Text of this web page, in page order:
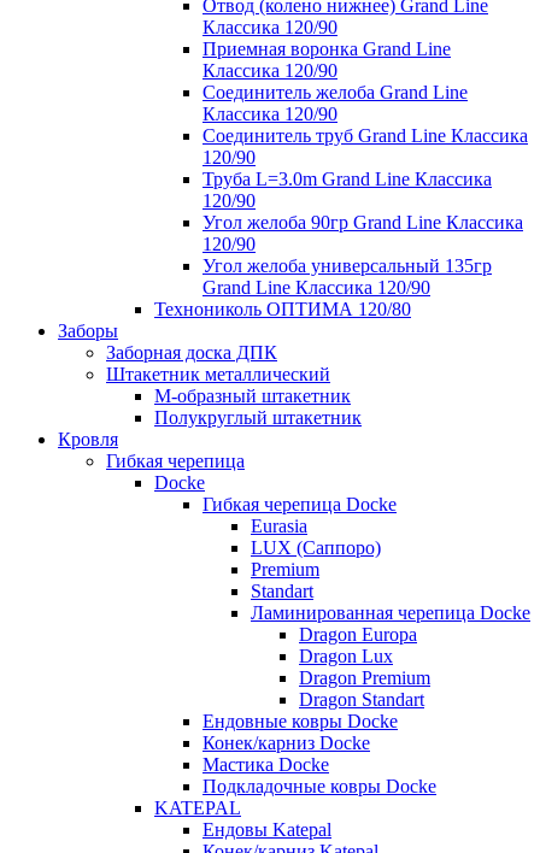
Отвод (колено нижнее) Grand Line
Классика 120/90
Приемная воронка Grand Line
Классика 120/90
Соединитель желоба Grand Line
Классика 120/90
Соединитель труб Grand Line Классика
120/90
Труба L=3.0m Grand Line Классика
120/90
Угол желоба 90гр Grand Line Классика
120/90
Угол желоба универсальный 135гр
Grand Line Классика 120/90
Технониколь ОПТИМА 120/80
Заборы
Заборная доска ДПК
Штакетник металлический
М-образный штакетник
Полукруглый штакетник
Кровля
Гибкая черепица
Docke
Гибкая черепица Docke
Eurasia
LUX (Саппоро)
Premium
Standart
Ламинированная черепица Docke
Dragon Europa
Dragon Lux
Dragon Premium
Dragon Standart
Ендовные ковры Docke
Конек/карниз Docke
Мастика Docke
Подкладочные ковры Docke
KATEPAL
Ендовы Katepal